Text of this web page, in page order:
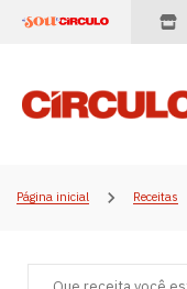
Página inicial Receitas